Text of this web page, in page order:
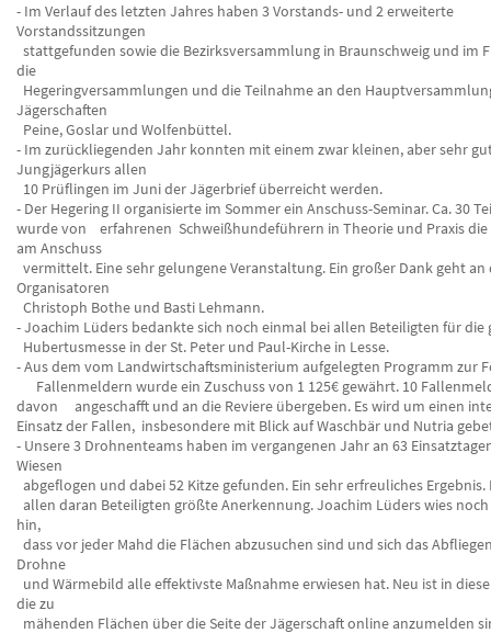
- Im Verlauf des letzten Jahres haben 3 Vorstands- und 2 erweiterte
Vorstandssitzungen
stattgefunden sowie die Bezirksversammlung in Braunschweig und im
die
Hegeringversammlungen und die Teilnahme an den
Jägerschaften
Peine, Goslar und Wolfenbüttel.
- Im zurückliegenden Jahr konnten mit einem zwar kleinen, aber sehr
Jungjägerkurs allen
10 Prüflingen im Juni der Jägerbrief überreicht werden.
- Der Hegering II organisierte im Sommer ein Anschuss-Seminar. Ca. 30
wurde von erfahrenen Schweißhundeführern in Theorie und Praxis die
am Anschuss
vermittelt. Eine sehr gelungene Veranstaltung. Ein großer Dank geht an
Organisatoren
Christoph Bothe und Basti Lehmann.
- Joachim Lüders bedankte sich noch einmal bei allen Beteiligten für die
Hubertusmesse in der St. Peter und Paul-Kirche in Lesse.
- Aus dem vom Landwirtschaftsministerium aufgelegten Programm zur
Fallenmeldern wurde ein Zuschuss von 1 125€ gewährt. 10
davon angeschafft und an die Reviere übergeben. Es wird um einen
Einsatz der Fallen, insbesondere mit Blick auf Waschbär und Nutria
- Unsere 3 Drohnenteams haben im vergangenen Jahr an 63
Wiesen
abgeflogen und dabei 52 Kitze gefunden. Ein sehr erfreuliches
allen daran Beteiligten größte Anerkennung. Joachim Lüders wies
hin,
dass vor jeder Mahd die Flächen abzusuchen sind und sich das
Drohne
und Wärmebild alle effektivste Maßnahme erwiesen hat. Neu ist in
die zu
mähenden Flächen über die Seite der Jägerschaft online anzumelden